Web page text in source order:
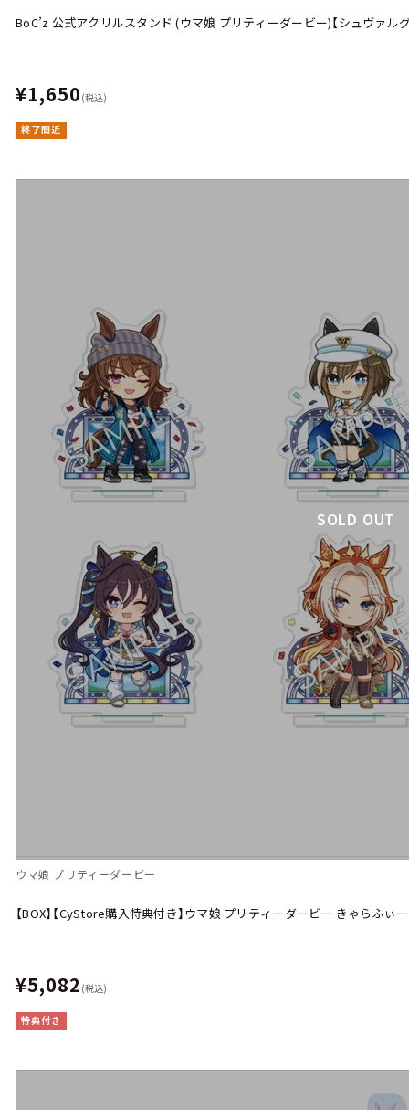
BoC’z 公式アクリルスタンド (ウマ娘 プリティーダービー)【シュヴァル
¥1,650 (税込)
終了間近
SOLD OUT
ウマ娘 プリティーダービー
【BOX】【CyStore購入特典付き】ウマ娘 プリティーダービー きゃらふ
¥5,082 (税込)
特典付き